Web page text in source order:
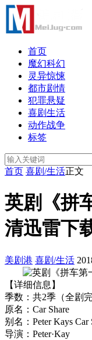
首页
魔幻科幻
灵异惊悚
都市剧情
犯罪悬疑
喜剧生活
动作战争
标签
首页 喜剧/生活正文
英剧《拼
清迅雷下
美剧港 喜剧/生活
【详细信息】
季数：共2季（全剧完
原名：Car Share
别名：Peter Kays Car
导演：Peter·Kay